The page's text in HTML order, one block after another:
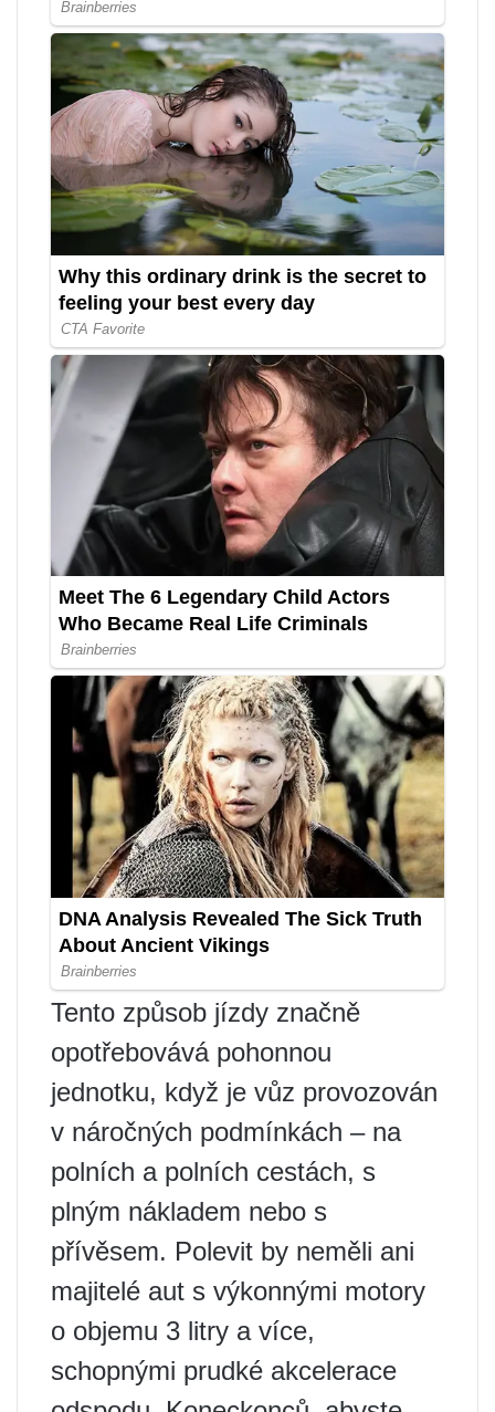
Tento způsob jízdy značně
opotřebovává pohonnou
jednotku, když je vůz provozován
v náročných podmínkách – na
polních a polních cestách, s
plným nákladem nebo s
přívěsem. Polevit by neměli ani
majitelé aut s výkonnými motory
o objemu 3 litry a více,
schopnými prudké akcelerace